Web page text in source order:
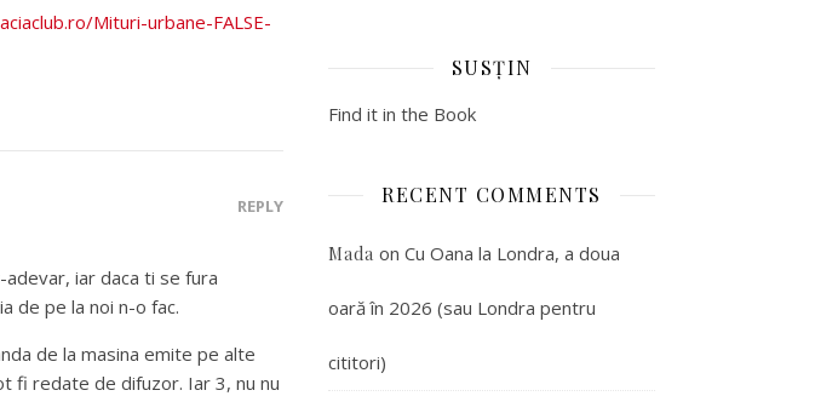
Mituri-urbane-FALSE-
REPLY
iar daca ti se fura
de pe la noi n-o fac.
de la masina emite pe alte
fi redate de difuzor. Iar 3, nu nu
SUSȚIN
Find it in the Book
RECENT COMMENTS
Mada on Cu Oana la Londra, a doua
oară în 2026 (sau Londra pentru
cititori)